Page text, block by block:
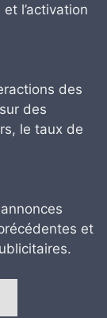
l’activation
des
des
le taux de
et